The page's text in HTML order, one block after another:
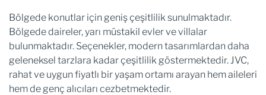
Bölgede konutlar için geniş çeşitlilik sunulmaktadır.
Bölgede daireler, yarı müstakil evler ve villalar
bulunmaktadır. Seçenekler, modern tasarımlardan daha
geleneksel tarzlara kadar çeşitlilik göstermektedir. JVC,
rahat ve uygun fiyatlı bir yaşam ortamı arayan hem aileleri
hem de genç alıcıları cezbetmektedir.